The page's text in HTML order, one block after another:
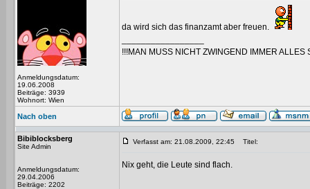
Anmeldungsdatum:
19.06.2008
Beiträge: 3939
Wohnort: Wien
da wird sich das finanzamt aber freuen.
!!!MAN MUSS NICHT ZWINGEND IMMER
Nach oben
Bibiblocksberg
Site Admin
Anmeldungsdatum:
29.04.2006
Beiträge: 2202
Verfasst am: 21.08.2009, 22:45 Titel:
Nix geht, die Leute sind flach.